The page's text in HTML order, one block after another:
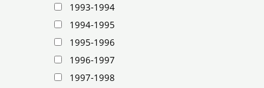
1993-1994
1994-1995
1995-1996
1996-1997
1997-1998